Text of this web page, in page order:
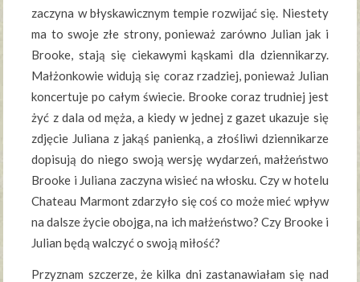
zaczyna w błyskawicznym tempie rozwijać się. Niestety
ma to swoje złe strony, ponieważ zarówno Julian jak i
Brooke, stają się ciekawymi kąskami dla dziennikarzy.
Małżonkowie widują się coraz rzadziej, ponieważ Julian
koncertuje po całym świecie. Brooke coraz trudniej jest
żyć z dala od męża, a kiedy w jednej z gazet ukazuje się
zdjęcie Juliana z jakąś panienką, a złośliwi dziennikarze
dopisują do niego swoją wersję wydarzeń, małżeństwo
Brooke i Juliana zaczyna wisieć na włosku. Czy w hotelu
Chateau Marmont zdarzyło się coś co może mieć wpływ
na dalsze życie obojga, na ich małżeństwo? Czy Brooke i
Julian będą walczyć o swoją miłość?
Przyznam szczerze, że kilka dni zastanawiałam się nad